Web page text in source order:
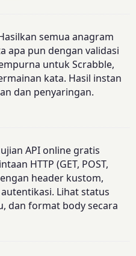
semua anagram
apa pun dengan validasi
untuk Scrabble,
kata. Hasil instan
dan penyaringan.
API online gratis
HTTP (GET, POST,
header kustom,
Lihat status
dan format body secara